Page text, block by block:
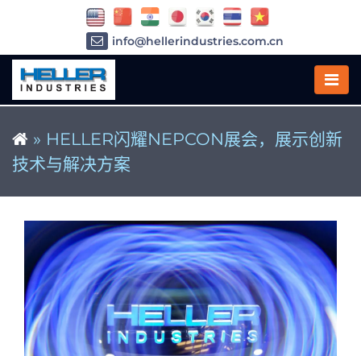
» HELLER闪耀NEPCON展会，展示创新
技术与解决方案
info@hellerindustries.com.cn